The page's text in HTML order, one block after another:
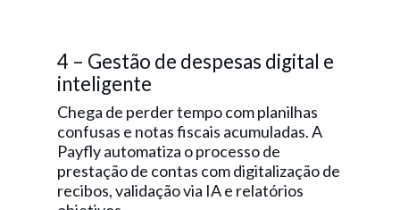
4 – Gestão de despesas digital e
inteligente
Chega de perder tempo com planilhas
confusas e notas fiscais acumuladas. A
Payfly automatiza o processo de
prestação de contas com digitalização de
recibos, validação via IA e relatórios